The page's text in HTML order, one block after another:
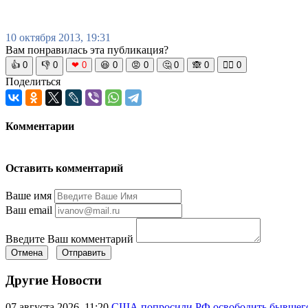
10 октября 2013, 19:31
Вам понравилась эта публикация?
👍 0 👎 0 ❤ 0 😆 0 😡 0 🤔 0 🙈 0 🧘‍♀️ 0
Поделиться
Комментарии
Оставить комментарий
Ваше имя
Ваш email
Введите Ваш комментарий
Отмена Отправить
Другие Новости